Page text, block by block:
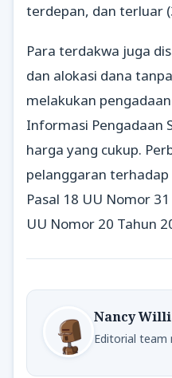
terdepan, dan terluar
Para terdakwa juga
dan alokasi dana
melakukan
Informasi Pengadaan
harga yang cukup.
pelanggaran terhadap
Pasal 18 UU Nomor
UU Nomor 20 Tahun
Nancy
Editorial team